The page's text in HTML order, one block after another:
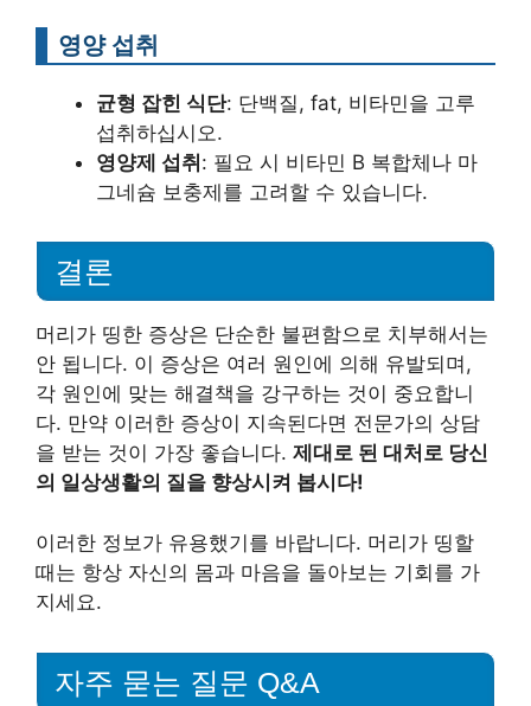
영양 섭취
균형 잡힌 식단: 단백질, fat, 비타민을 고루
섭취하십시오.
영양제 섭취: 필요 시 비타민 B 복합체나 마
그네슘 보충제를 고려할 수 있습니다.
결론
머리가 띵한 증상은 단순한 불편함으로 치부해서는
안 됩니다. 이 증상은 여러 원인에 의해 유발되며,
각 원인에 맞는 해결책을 강구하는 것이 중요합니
다. 만약 이러한 증상이 지속된다면 전문가의 상담
을 받는 것이 가장 좋습니다. 제대로 된 대처로 당신
의 일상생활의 질을 향상시켜 봅시다!
이러한 정보가 유용했기를 바랍니다. 머리가 띵할
때는 항상 자신의 몸과 마음을 돌아보는 기회를 가
지세요.
자주 묻는 질문 Q&A